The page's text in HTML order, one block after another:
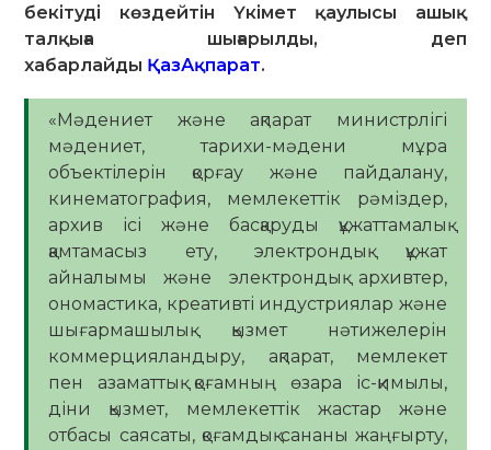
бекітуді көздейтін Үкімет қаулысы ашық
талқыға шығарылды, деп
хабарлайды ҚазАқпарат.
«Мәдениет және ақпарат министрлігі
мәдениет, тарихи-мәдени мұра
объектілерін қорғау және пайдалану,
кинематография, мемлекеттік рәміздер,
архив ісі және басқаруды құжаттамалық
қамтамасыз ету, электрондық құжат
айналымы және электрондық архивтер,
ономастика, креативті индустриялар және
шығармашылық қызмет нәтижелерін
коммерцияландыру, ақпарат, мемлекет
пен азаматтық қоғамның өзара іс-қимылы,
діни қызмет, мемлекеттік жастар және
отбасы саясаты, қоғамдық сананы жаңғырту,